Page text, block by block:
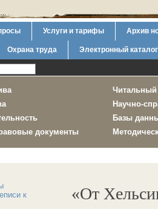
Услуги и тарифы Архив
Охрана труда Электронный каталог
документы
Читальный
Научно-
Базы
к
«От